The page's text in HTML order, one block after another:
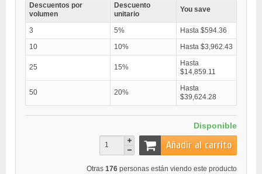
Descuentos por
volumen
Descuento
unitario
You save
3 5%
Hasta $594.36
10
10% Hasta $3,962.43
25 15%
Hasta
$14,859.11
50 20%
Hasta
$39,624.28
Disponible
Añadir al carrito
Otras 176 personas están viendo este producto